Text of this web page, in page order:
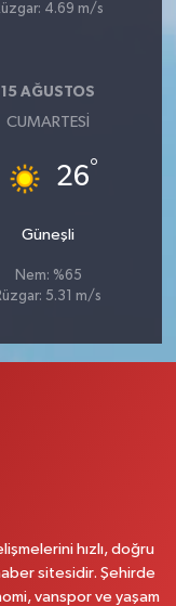
4.69 m/s
15 AĞUSTOS
CUMARTESI
26°
Güneşli
Nem: %65
5.31 m/s
hızlı, doğru
sitesidir. Şehirde
vanspor ve yaşam